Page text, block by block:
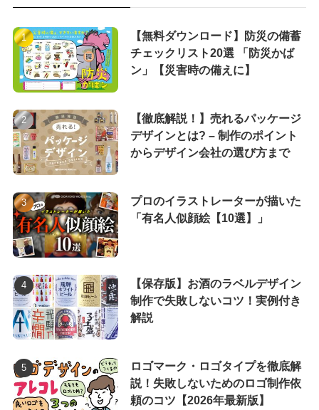
【無料ダウンロード】防災の備蓄
チェックリスト20選 「防災かば
ン」【災害時の備えに】
【徹底解説！】売れるパッケージ
デザインとは? – 制作のポイント
からデザイン会社の選び方まで
プロのイラストレーターが描いた
「有名人似顔絵【10選】」
【保存版】お酒のラベルデザイン
制作で失敗しないコツ！実例付き
解説
ロゴマーク・ロゴタイプを徹底解
説！失敗しないためのロゴ制作依
頼のコツ【2026年最新版】